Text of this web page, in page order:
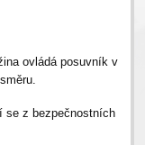
ovládá posuvník v
se z bezpečnostních